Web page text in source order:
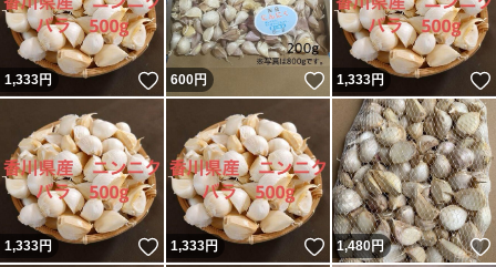
1,333円 いいね！
600円 いいね！
1,333円
1,333円 いいね！
1,333円 いいね！
1,480円